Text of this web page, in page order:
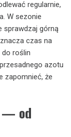
regularnie,
W sezonie
sprawdzaj górną
czas na
roślin
azotu
zapomnieć, że
— od